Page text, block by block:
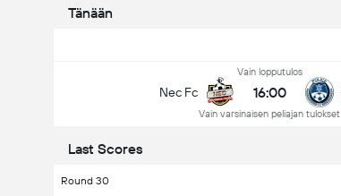
Tänään
Nec Fc
Vain lopputulos
16:00
Vain varsinaisen peliajan tulokset
Last Scores
Round 30